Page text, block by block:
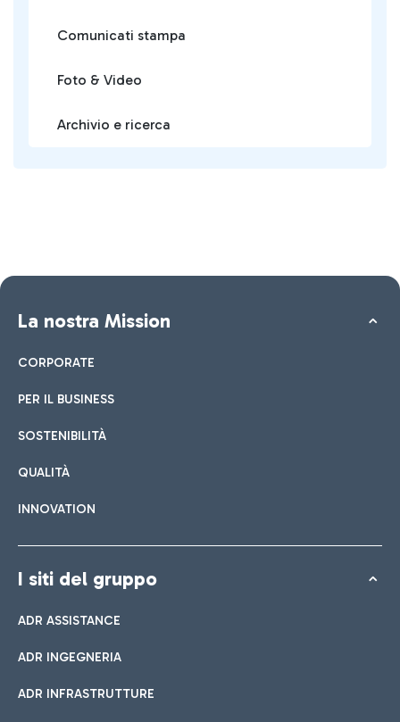
Comunicati stampa
Foto & Video
Archivio e ricerca
La nostra Mission
CORPORATE
PER IL BUSINESS
SOSTENIBILITÀ
QUALITÀ
INNOVATION
I siti del gruppo
ADR ASSISTANCE
ADR INGEGNERIA
ADR INFRASTRUTTURE